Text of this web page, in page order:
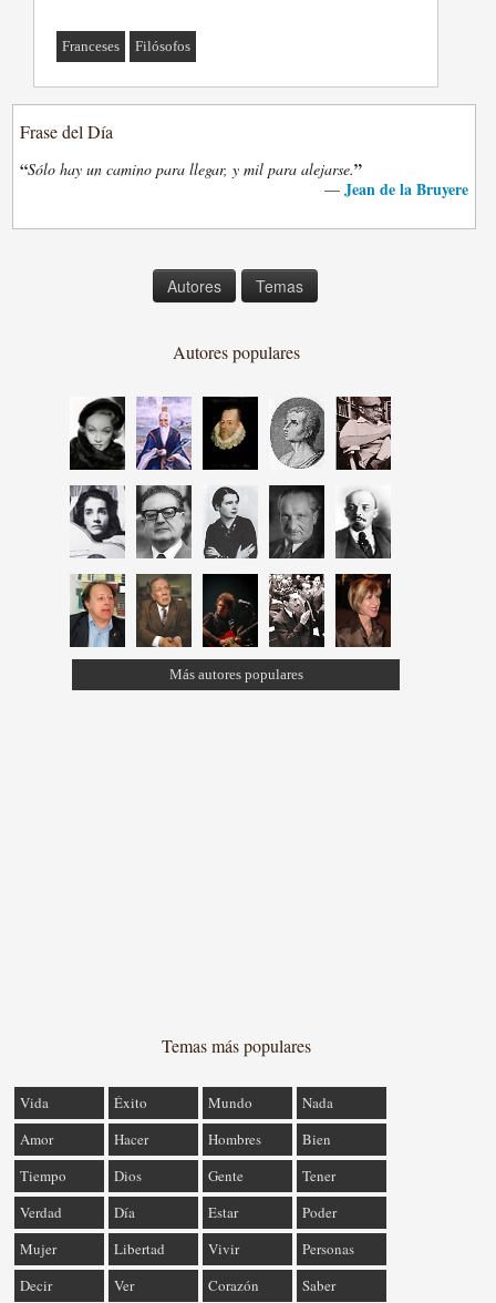
Franceses Filósofos
Frase del Día
“Sólo hay un camino para llegar, y mil para alejarse.”
— Jean de la Bruyere
Autores Temas
Autores populares
Más autores populares
Temas más populares
Vida Éxito Mundo
Nada
Amor
Hacer Hombres
Bien
Tiempo
Dios Gente
Tener
Verdad
Día Estar
Poder
Mujer
Libertad Vivir
Personas
Decir
Ver Corazón Saber